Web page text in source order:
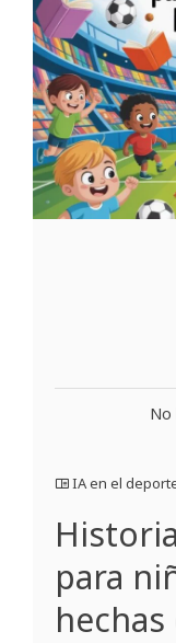
No
IA en el
para